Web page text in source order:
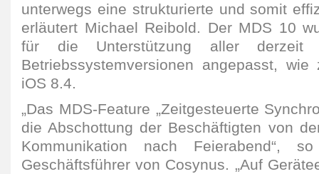
unterwegs eine strukturierte und somit
erläutert Michael Reibold. Der MDS 10
für die Unterstützung aller derzeit
Betriebssystemversionen angepasst,
iOS 8.4.
„Das MDS-Feature „Zeitgesteuerte
die Abschottung der Beschäftigten von
Kommunikation nach Feierabend“,
Geschäftsführer von Cosynus. „Auf